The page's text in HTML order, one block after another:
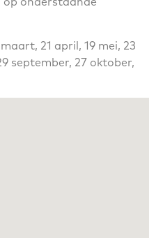
op onderstaande
21 april, 19 mei, 23
september, 27 oktober,